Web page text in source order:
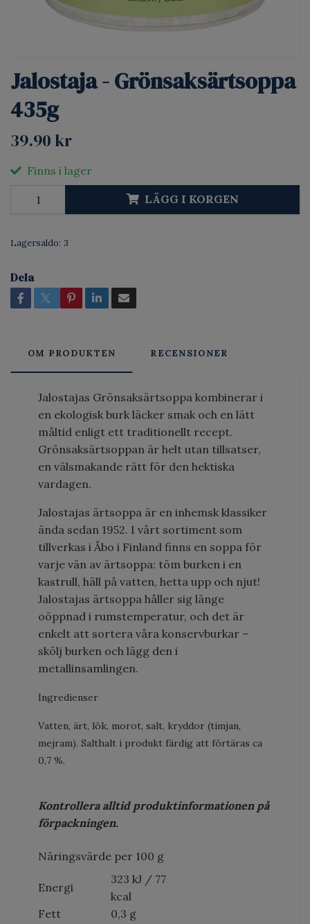
Jalostaja - Grönsaksärtsoppa
435g
39.90 kr
Finns i lager
LÄGG I KORGEN
Lagersaldo: 3
Dela
OM PRODUKTEN RECENSIONER
Jalostajas Grönsaksärtsoppa kombinerar i
en ekologisk burk läcker smak och en lätt
måltid enligt ett traditionellt recept.
Grönsaksärtsoppan är helt utan tillsatser,
en välsmakande rätt för den hektiska
vardagen.
Jalostajas ärtsoppa är en inhemsk klassiker
ända sedan 1952. I vårt sortiment som
tillverkas i Åbo i Finland finns en soppa för
varje vän av ärtsoppa: töm burken i en
kastrull, häll på vatten, hetta upp och njut!
Jalostajas ärtsoppa håller sig länge
oöppnad i rumstemperatur, och det är
enkelt att sortera våra konservburkar –
skölj burken och lägg den i
metallinsamlingen.
Ingredienser
Vatten, ärt, lök, morot, salt, kryddor (timjan,
mejram). Salthalt i produkt färdig att förtäras ca
0,7 %.
Kontrollera alltid produktinformationen på
förpackningen.
Näringsvärde per 100 g
Energi
323 kJ / 77
kcal
Fett
0,3 g